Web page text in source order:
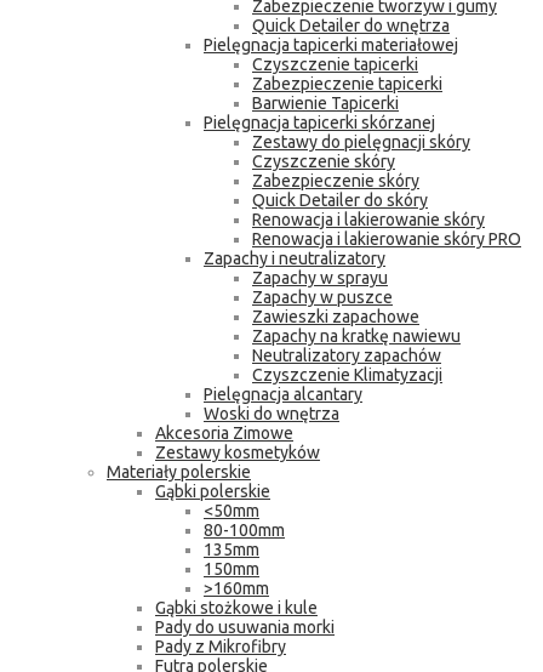
Zabezpieczenie tworzyw i gumy
Quick Detailer do wnętrza
Pielęgnacja tapicerki materiałowej
Czyszczenie tapicerki
Zabezpieczenie tapicerki
Barwienie Tapicerki
Pielęgnacja tapicerki skórzanej
Zestawy do pielęgnacji skóry
Czyszczenie skóry
Zabezpieczenie skóry
Quick Detailer do skóry
Renowacja i lakierowanie skóry
Renowacja i lakierowanie skóry PRO
Zapachy i neutralizatory
Zapachy w sprayu
Zapachy w puszce
Zawieszki zapachowe
Zapachy na kratkę nawiewu
Neutralizatory zapachów
Czyszczenie Klimatyzacji
Pielęgnacja alcantary
Woski do wnętrza
Akcesoria Zimowe
Zestawy kosmetyków
Materiały polerskie
Gąbki polerskie
<50mm
80-100mm
135mm
150mm
>160mm
Gąbki stożkowe i kule
Pady do usuwania morki
Pady z Mikrofibry
Futra polerskie